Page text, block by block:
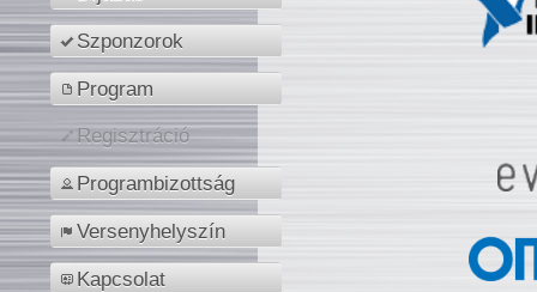
Szponzorok
Program
Regisztráció
Programbizottság
Versenyhelyszín
Kapcsolat